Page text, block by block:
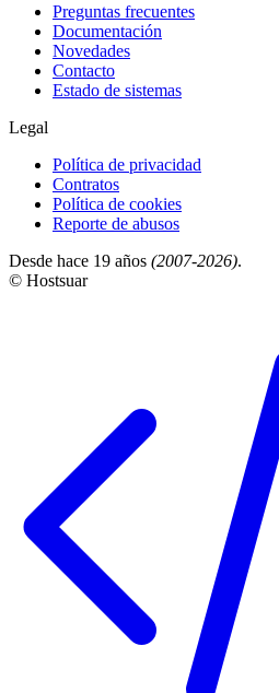
Preguntas frecuentes
Documentación
Novedades
Contacto
Estado de sistemas
Legal
Política de privacidad
Contratos
Política de cookies
Reporte de abusos
Desde hace 19 años (2007-2026).
© Hostsuar